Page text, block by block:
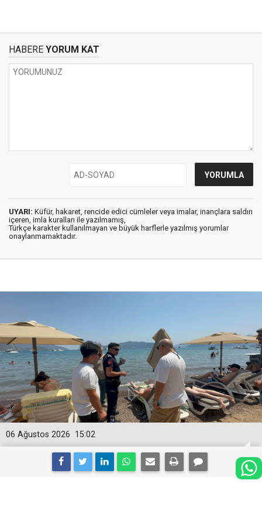
HABERE YORUM KAT
UYARI: Küfür, hakaret, rencide edici cümleler veya imalar, inançlara saldırı
içeren, imla kuralları ile yazılmamış,
Türkçe karakter kullanılmayan ve büyük harflerle yazılmış yorumlar
onaylanmamaktadır.
15:02
06 Ağustos 2026